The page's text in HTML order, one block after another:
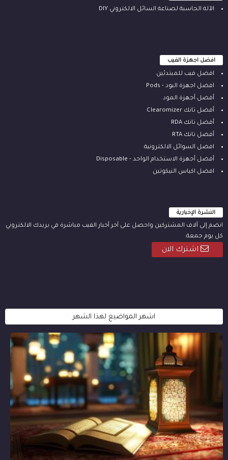
الآلة ‫الحاسبة لصناعة السائل الالكتروني‬ DIY
افضل اجهزة الفيب
افضل فيب للمبتدئين
افضل اجهزة البود - Pods
أفضل أجهزة المود
أفضل تانك Clearomizer
أفضل تانك RDA
أفضل تانك RTA
افضل السوائل الالكترونية
أفضل أجهزة الاستخدام الواحد - Disposable
افضل اكياس النيكوتين
النشرة الإخبارية
انضم إلى آلاف المشتركين واحصل على آخر أخبار الفيب مباشرة في بريدك الالكتروني
كل يوم جمعة.
اشترك الان
اشهر المواضيع لهذا الشهر